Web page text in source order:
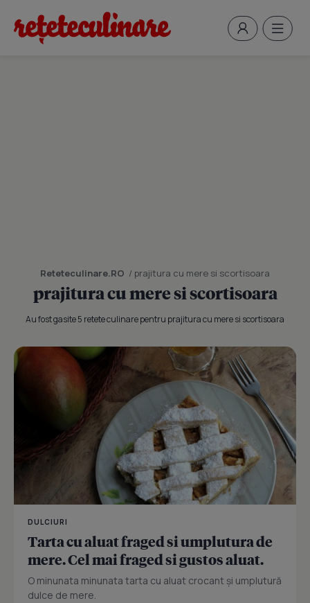
Reteteculinare.RO / prajitura cu mere si scortisoara
prajitura cu mere si scortisoara
Au fost gasite 5 retete culinare pentru prajitura cu mere si scortisoara
DULCIURI
Tarta cu aluat fraged si umplutura de
mere. Cel mai fraged si gustos aluat.
O minunata minunata tarta cu aluat crocant și umplutură
dulce de mere.